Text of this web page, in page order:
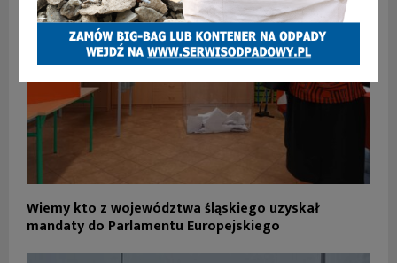
Wiemy kto z województwa śląskiego uzyskał
mandaty do Parlamentu Europejskiego